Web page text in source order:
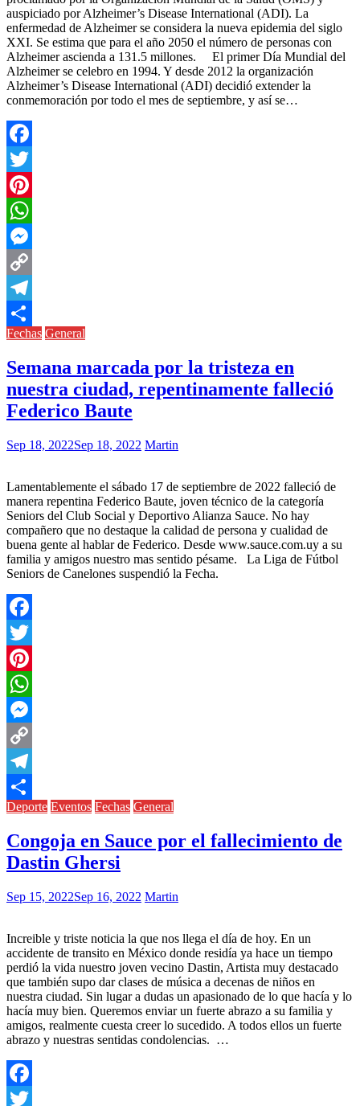
auspiciado por Alzheimer’s Disease International (ADI). La
enfermedad de Alzheimer se considera la nueva epidemia del siglo
XXI. Se estima que para el año 2050 el número de personas con
Alzheimer ascienda a 131.5 millones. El primer Día Mundial del
Alzheimer se celebro en 1994. Y desde 2012 la organización
Alzheimer’s Disease International (ADI) decidió extender la
conmemoración por todo el mes de septiembre, y así se…
Facebook
Twitter
Pinterest
WhatsApp
Messenger
Copy
Link
Telegram
Compartir
Fechas General
Semana marcada por la tristeza en
nuestra ciudad, repentinamente falleció
Federico Baute
Sep 18, 2022Sep 18, 2022 Martin
Lamentablemente el sábado 17 de septiembre de 2022 falleció de
manera repentina Federico Baute, joven técnico de la categoría
Seniors del Club Social y Deportivo Alianza Sauce. No hay
compañero que no destaque la calidad de persona y cualidad de
buena gente al hablar de Federico. Desde www.sauce.com.uy a su
familia y amigos nuestro mas sentido pésame. La Liga de Fútbol
Seniors de Canelones suspendió la Fecha.
Facebook
Twitter
Pinterest
WhatsApp
Messenger
Copy
Link
Telegram
Compartir
Deporte Eventos Fechas General
Congoja en Sauce por el fallecimiento de
Dastin Ghersi
Sep 15, 2022Sep 16, 2022 Martin
Increible y triste noticia la que nos llega el día de hoy. En un
accidente de transito en México donde residía ya hace un tiempo
perdió la vida nuestro joven vecino Dastin, Artista muy destacado
que también supo dar clases de música a decenas de niños en
nuestra ciudad. Sin lugar a dudas un apasionado de lo que hacía y lo
hacía muy bien. Queremos enviar un fuerte abrazo a su familia y
amigos, realmente cuesta creer lo sucedido. A todos ellos un fuerte
abrazo y nuestras sentidas condolencias. …
Facebook